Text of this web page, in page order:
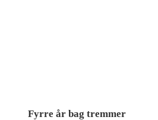
Fyrre år bag tremmer